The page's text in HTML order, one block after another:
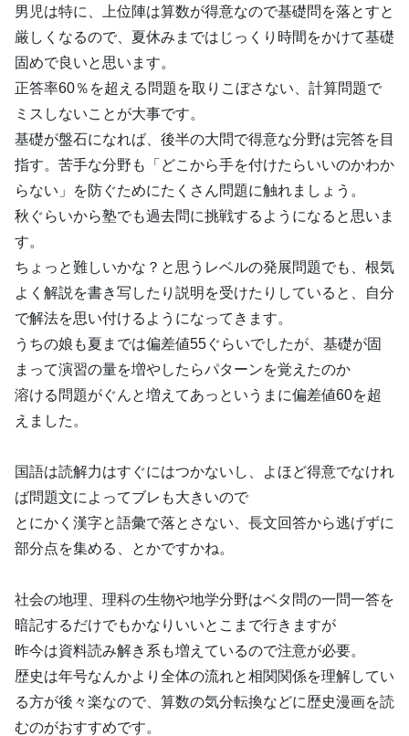
男児は特に、上位陣は算数が得意なので基礎問を落とすと
厳しくなるので、夏休みまではじっくり時間をかけて基礎
固めで良いと思います。
正答率60％を超える問題を取りこぼさない、計算問題で
ミスしないことが大事です。
基礎が盤石になれば、後半の大問で得意な分野は完答を目
指す。苦手な分野も「どこから手を付けたらいいのかわか
らない」を防ぐためにたくさん問題に触れましょう。
秋ぐらいから塾でも過去問に挑戦するようになると思いま
す。
ちょっと難しいかな？と思うレベルの発展問題でも、根気
よく解説を書き写したり説明を受けたりしていると、自分
で解法を思い付けるようになってきます。
うちの娘も夏までは偏差値55ぐらいでしたが、基礎が固
まって演習の量を増やしたらパターンを覚えたのか
溶ける問題がぐんと増えてあっというまに偏差値60を超
えました。
国語は読解力はすぐにはつかないし、よほど得意でなけれ
ば問題文によってブレも大きいので
とにかく漢字と語彙で落とさない、長文回答から逃げずに
部分点を集める、とかですかね。
社会の地理、理科の生物や地学分野はベタ問の一問一答を
暗記するだけでもかなりいいとこまで行きますが
昨今は資料読み解き系も増えているので注意が必要。
歴史は年号なんかより全体の流れと相関関係を理解してい
る方が後々楽なので、算数の気分転換などに歴史漫画を読
むのがおすすめです。